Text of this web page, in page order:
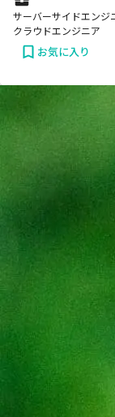
サーバーサイドエンジ
クラウドエンジニア
お気に入り